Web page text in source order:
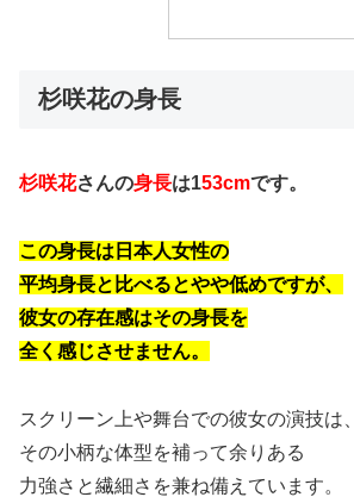
杉咲花の身長
杉咲花さんの身長は153cmです。
この身長は日本人女性の
平均身長と比べるとやや低めですが、
彼女の存在感はその身長を
全く感じさせません。
スクリーン上や舞台での彼女の演技は、
その小柄な体型を補って余りある
力強さと繊細さを兼ね備えています。